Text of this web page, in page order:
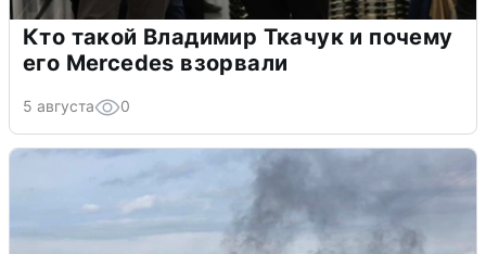
Кто такой Владимир Ткачук и почему
его Mercedes взорвали
5 августа 0